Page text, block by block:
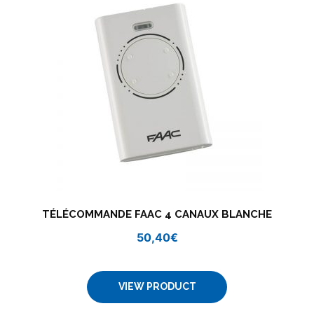
TÉLÉCOMMANDE FAAC 4 CANAUX BLANCHE
50,40€
VIEW PRODUCT